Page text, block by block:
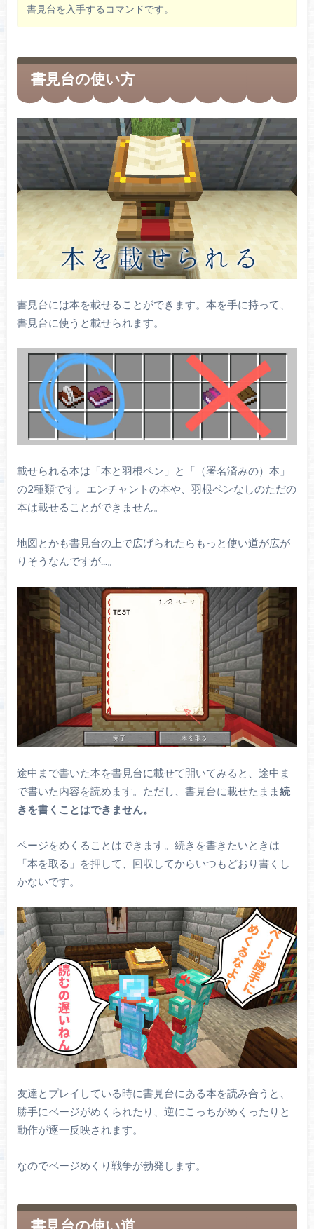
書見台を入手するコマンドです。
書見台の使い方
書見台には本を載せることができます。本を手に持って、
書見台に使うと載せられます。
載せられる本は「本と羽根ペン」と「（署名済みの）本」
の2種類です。エンチャントの本や、羽根ペンなしのただの
本は載せることができません。
地図とかも書見台の上で広げられたらもっと使い道が広が
りそうなんですが...。
途中まで書いた本を書見台に載せて開いてみると、途中ま
で書いた内容を読めます。ただし、書見台に載せたまま続
きを書くことはできません。
ページをめくることはできます。続きを書きたいときは
「本を取る」を押して、回収してからいつもどおり書くし
かないです。
友達とプレイしている時に書見台にある本を読み合うと、
勝手にページがめくられたり、逆にこっちがめくったりと
動作が逐一反映されます。
なのでページめくり戦争が勃発します。